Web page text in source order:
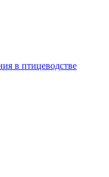
в птицеводстве